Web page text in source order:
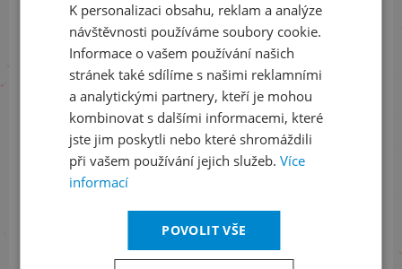
Sledujte nás na sociálních sítích
LinkedInflickr
Informace o stavu objednávek
ENGLISH
K personalizaci obsahu, reklam a analýze
návštěvnosti používáme soubory cookie.
Informace o vašem používání našich
stránek také sdílíme s našimi reklamními
a analytickými partnery, kteří je mohou
kombinovat s dalšími informacemi, které
jste jim poskytli nebo které shromáždili
při vašem používání jejich služeb. Více
informací
POVOLIT VŠE